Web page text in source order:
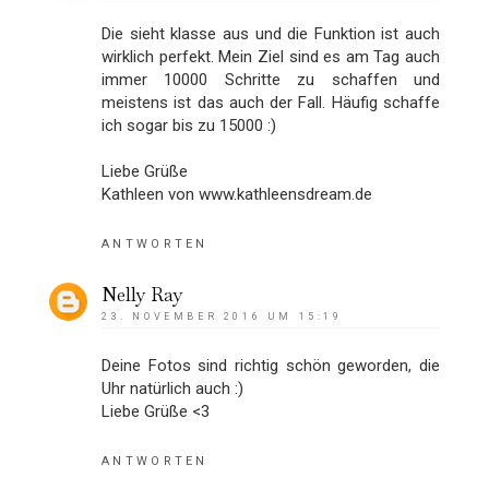
Die sieht klasse aus und die Funktion ist auch
wirklich perfekt. Mein Ziel sind es am Tag auch
immer 10000 Schritte zu schaffen und
meistens ist das auch der Fall. Häufig schaffe
ich sogar bis zu 15000 :)
Liebe Grüße
Kathleen von www.kathleensdream.de
ANTWORTEN
Nelly Ray
23. NOVEMBER 2016 UM 15:19
Deine Fotos sind richtig schön geworden, die
Uhr natürlich auch :)
Liebe Grüße <3
ANTWORTEN